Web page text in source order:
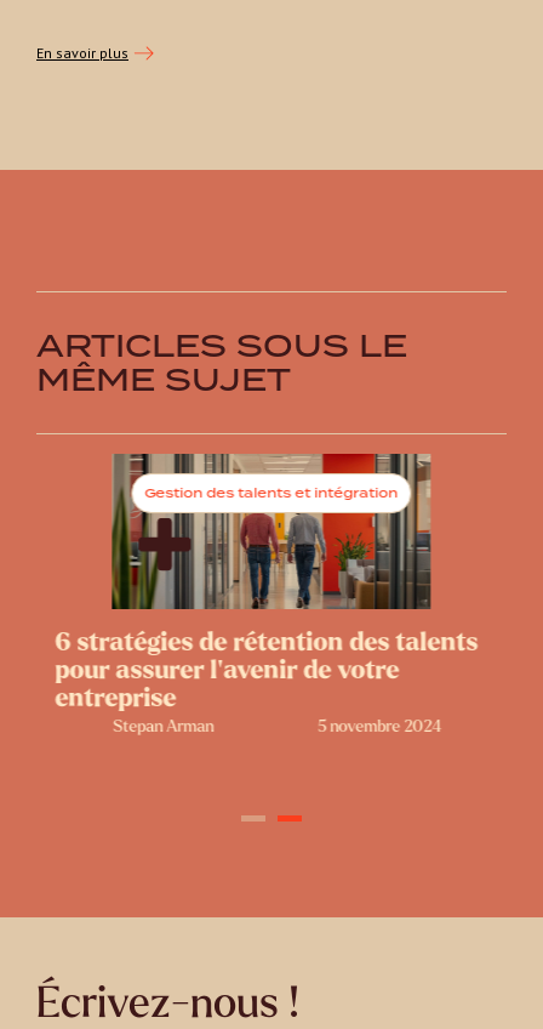
En savoir plus
ARTICLES SOUS LE
MÊME SUJET
Gestion des talents et intégration
6 stratégies de rétention des talents
pour assurer l’avenir de votre
entreprise
Stepan Arman 5 novembre 2024
Écrivez-nous !